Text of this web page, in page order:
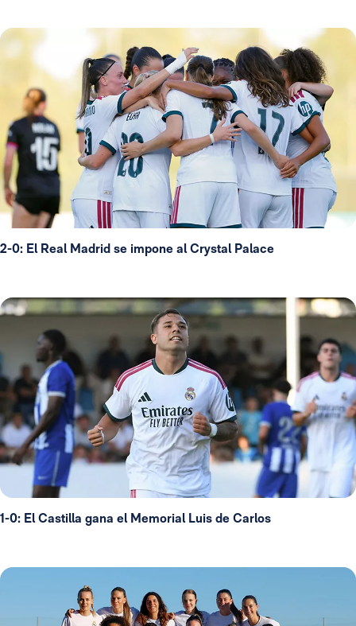
2-0: El Real Madrid se impone al Crystal Palace
1-0: El Castilla gana el Memorial Luis de Carlos